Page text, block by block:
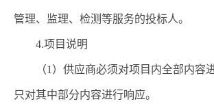
管理、监理、检测等服务的投标人。
4.项目说明
（1 ）供应商必须对项目内全部内容
只对其中部分内容进行响应。